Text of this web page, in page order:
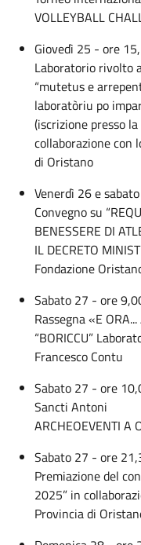
VOLLEYBALL
Giovedì 25 - ore
Laboratorio rivolto
“mutetus e
laboratòriu po
(iscrizione presso
collaborazione con
di Oristano
Venerdì 26 e
Convegno su
BENESSERE DI
IL DECRETO
Fondazione
Sabato 27 - ore
Rassegna «E
“BORICCU”
Francesco Contu
Sabato 27 - ore
Sancti Antoni
ARCHEOEVENTI A
Sabato 27 - ore
Premiazione del
2025” in
Provincia di